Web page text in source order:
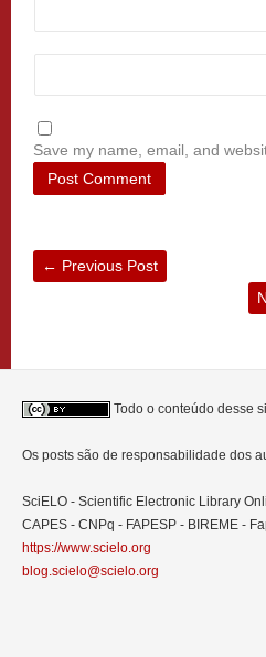
Save my name, email, and
← Previous Post
Todo o conteúdo desse
Os posts são de responsabilidade dos
SciELO - Scientific Electronic Library
CAPES - CNPq - FAPESP - BIREME -
https://www.scielo.org
blog.scielo@scielo.org